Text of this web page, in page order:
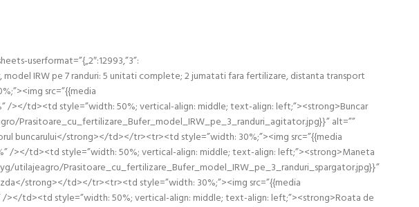
userformat=”{„2″:12993,”3”:
model IRW pe 7 randuri: 5 unitati complete; 2 jumatati fara fertilizare, distanta transport
src=”{{media
/></td><td style=”width: 50%; vertical-align: middle; text-align: left;”><strong>Buncar
Prasitoare_cu_fertilizare_Bufer_model_IRW_pe_3_randuri_agitator.jpg}}” alt=””
buncarului</strong></td></tr><tr><td style=”width: 30%;”><img src=”{{media
/></td><td style=”width: 50%; vertical-align: middle; text-align: left;”><strong>Maneta
Prasitoare_cu_fertilizare_Bufer_model_IRW_pe_3_randuri_spargator.jpg}}”
strong></td></tr><tr><td style=”width: 30%;”><img src=”{{media
td><td style=”width: 50%; vertical-align: middle; text-align: left;”><strong>Roata de